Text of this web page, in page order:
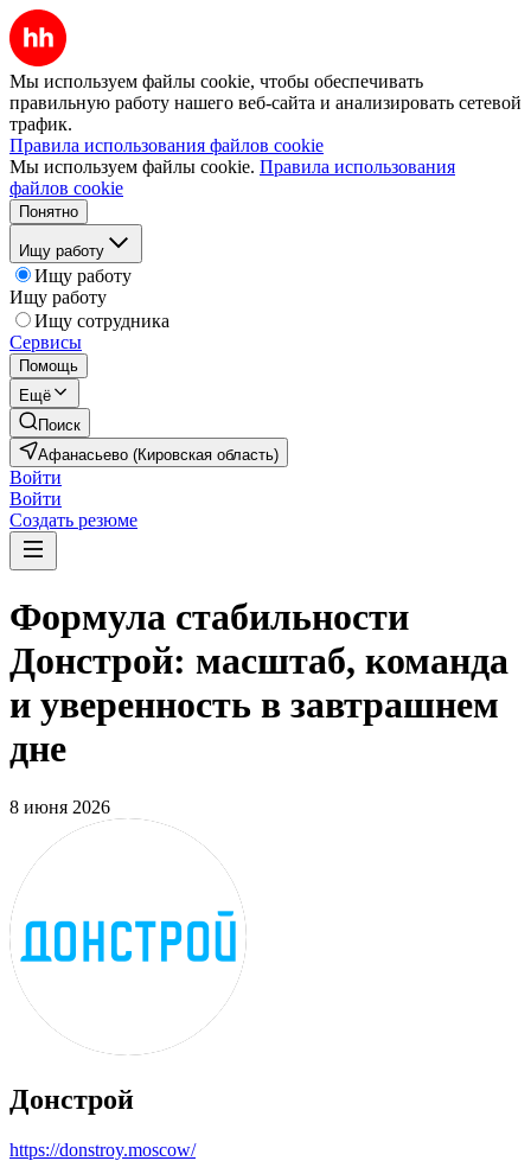
Мы используем файлы cookie, чтобы обеспечивать
правильную работу нашего веб-сайта и анализировать сетевой
трафик.
Правила использования файлов cookie
Мы используем файлы cookie. Правила использования
файлов cookie
Понятно
Ищу работу
Ищу работу
Ищу работу
Ищу сотрудника
Сервисы
Помощь
Ещё
Поиск
Афанасьево (Кировская область)
Войти
Войти
Создать резюме
Формула стабильности
Донстрой: масштаб, команда
и уверенность в завтрашнем
дне
8 июня 2026
Донстрой
https://donstroy.moscow/